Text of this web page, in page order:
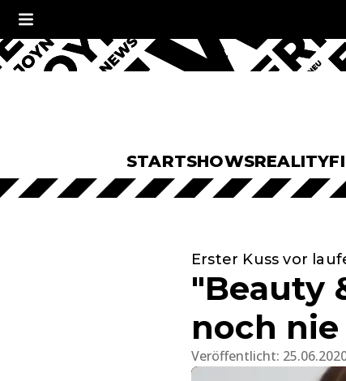
STARTSHOWSREALITY
Erster Kuss vor
"Beauty
noch
Veröffentlicht: